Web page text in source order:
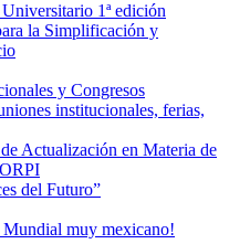
1ª edición
la Simplificación y
y Congresos
institucionales, ferias,
Actualización en Materia de
del Futuro”
Mundial muy mexicano!